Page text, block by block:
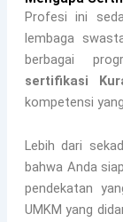
Profesi ini
lembaga
berbagai
sertifikasi
kompetensi
Lebih dari
bahwa Anda
pendekatan
UMKM yang